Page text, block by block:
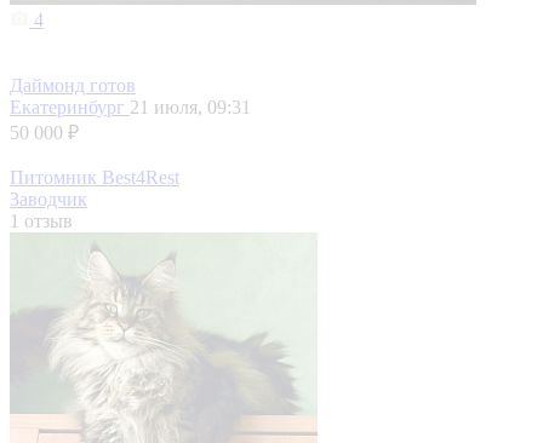
4
Даймонд готов
Екатеринбург 21 июля, 09:31
50 000 ₽
Питомник Best4Rest
Заводчик
1 отзыв